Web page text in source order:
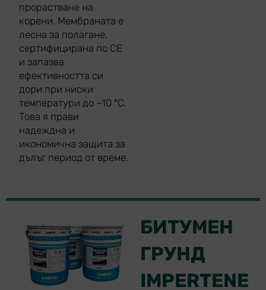
прорастване на
корени. Мембраната е
лесна за полагане,
сертифицирана по CE
и запазва
ефективността си
дори при ниски
температури до –10 °C.
Това я прави
надеждна и
икономична защита за
дълъг период от време.
БИТУМЕН
ГРУНД
IMPERTENE